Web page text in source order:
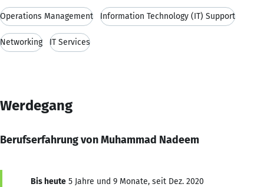
Operations Management Information Technology (IT) Support
Networking IT Services
Werdegang
Berufserfahrung von Muhammad Nadeem
Bis heute 5 Jahre und 9 Monate, seit Dez. 2020